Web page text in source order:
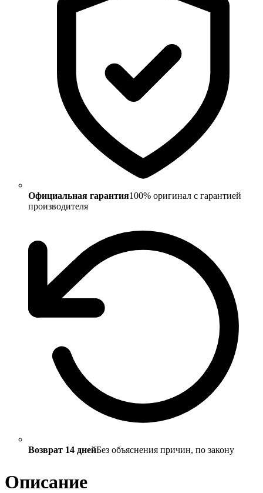
Официальная гарантия100% оригинал с гарантией
производителя
Возврат 14 днейБез объяснения причин, по закону
Описание